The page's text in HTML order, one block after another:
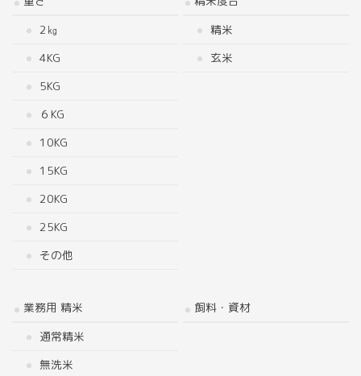
2㎏
4KG
5KG
６KG
10KG
15KG
20KG
25KG
その他
精米
玄米
業務用 精米
通常精米
無洗米
飼料・資材